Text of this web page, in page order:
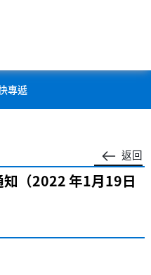
專遞
返回
（2022 年1月19日